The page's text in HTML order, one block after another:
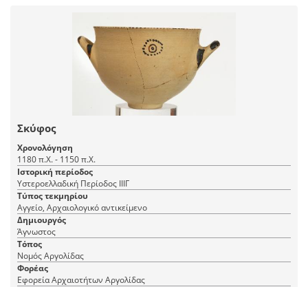
Σκύφος
Χρονολόγηση
1180 π.Χ. - 1150 π.Χ.
Ιστορική περίοδος
Υστεροελλαδική Περίοδος ΙΙΙΓ
Τύπος τεκμηρίου
Αγγείο, Αρχαιολογικό αντικείμενο
Δημιουργός
Άγνωστος
Τόπος
Νομός Αργολίδας
Φορέας
Εφορεία Αρχαιοτήτων Αργολίδας